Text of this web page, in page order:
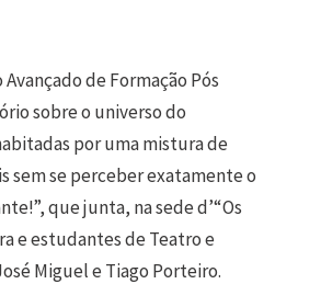
de Formação Pós
sobre o universo do
por uma mistura de
sem se perceber exatamente o
que junta, na sede d’“Os
e estudantes de Teatro e
Miguel e Tiago Porteiro.